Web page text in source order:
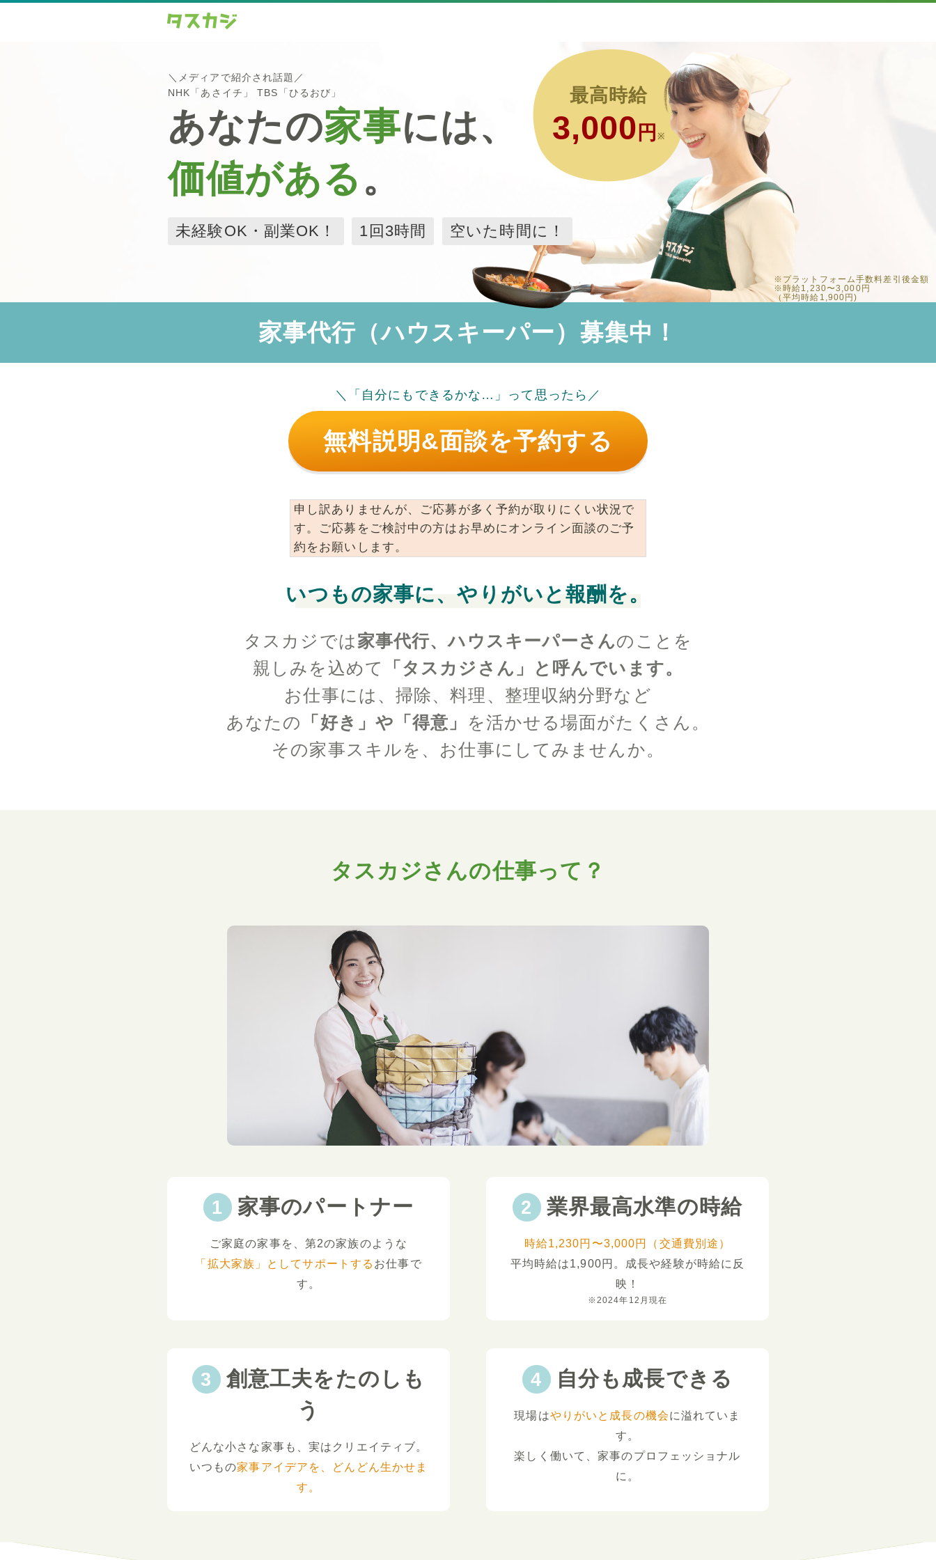
最高時給
3,000 円※
＼メディアで紹介され話題／
NHK「あさイチ」 TBS「ひるおび」
あなたの家事には、
価値がある 。
未経験OK・副業OK！ 1回3時間 空いた時間に！
※プラットフォーム手数料差引後金額
※時給1,230〜3,000円
（平均時給1,900円)
家事代行（ハウスキーパー）募集中！
＼「自分にもできるかな…」って思ったら／
無料説明&面談を予約する
申し訳ありませんが、ご応募が多く予約が取りにくい状況で
す。ご応募をご検討中の方はお早めにオンライン面談のご予
約をお願いします。
いつもの家事に、やりがいと報酬を。
タスカジでは家事代行、ハウスキーパーさんのことを
親しみを込めて
「タスカジさん」と呼んでいます。
お仕事には、掃除、料理、整理収納分野など
あなたの
「好き」や「得意」
を活かせる場面がたくさん。
その家事スキルを、お仕事にしてみませんか。
タスカジさんの仕事って？
家事のパートナー
ご家庭の家事を、第2の家族のような
「拡大家族」としてサポートする お仕事で
す。
業界最高水準の時給
時給1,230円〜3,000円（交通費別途）
平均時給は1,900円。
成長や経験が時給に反
映！
※2024年12月現在
創意工夫をたのしも
う
どんな小さな家事も、実はクリエイティブ。
いつもの家事アイデアを、どんどん生かせま
す。
自分も成長できる
現場はやりがいと成長の機会に溢れていま
す。
楽しく働いて、家事のプロフェッショナル
に。